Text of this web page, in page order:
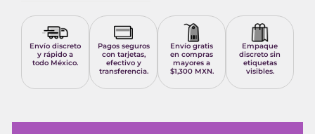
Envío discreto
y rápido a
todo México.
Pagos seguros
con tarjetas,
efectivo y
transferencia.
Envío gratis
en compras
mayores a
$1,300 MXN.
Empaque
discreto sin
etiquetas
visibles.